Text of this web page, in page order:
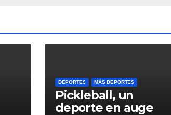
DEPORTES MÁS DEPORTES
Pickleball, un
deporte en auge